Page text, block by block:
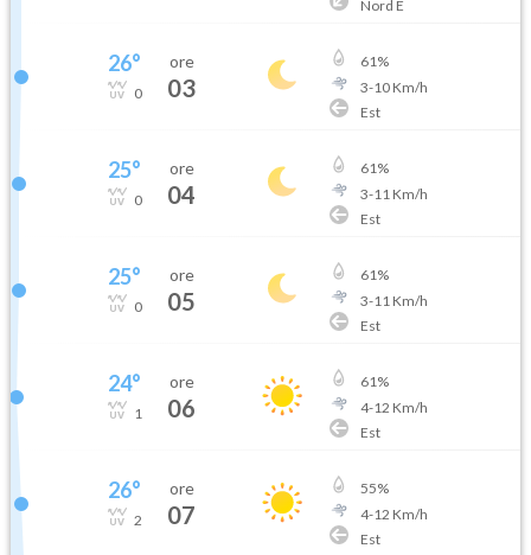
Nord E
26°
0
ore
03
61%
3-10Km/h
Est
25°
0
ore
04
61%
3-11 Km/h
Est
25°
0
ore
05
61%
3-11 Km/h
Est
24°
1
ore
06
61%
4-12 Km/h
Est
26°
2
ore
07
55%
4-12 Km/h
Est